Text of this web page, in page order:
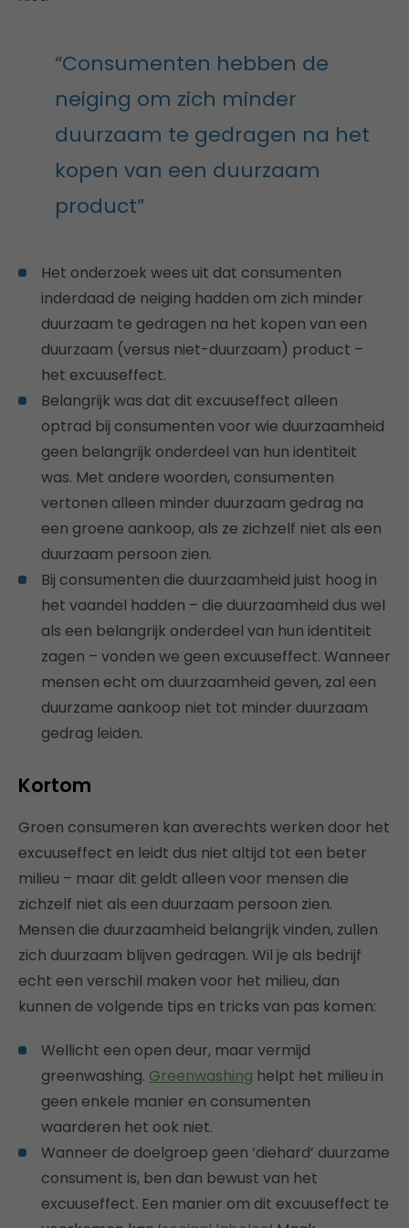
“Consumenten hebben de
neiging om zich minder
duurzaam te gedragen na het
kopen van een duurzaam
product”
Het onderzoek wees uit dat consumenten
inderdaad de neiging hadden om zich minder
duurzaam te gedragen na het kopen van een
duurzaam (versus niet-duurzaam) product –
het excuuseffect.
Belangrijk was dat dit excuuseffect alleen
optrad bij consumenten voor wie duurzaamheid
geen belangrijk onderdeel van hun identiteit
was. Met andere woorden, consumenten
vertonen alleen minder duurzaam gedrag na
een groene aankoop, als ze zichzelf niet als een
duurzaam persoon zien.
Bij consumenten die duurzaamheid juist hoog in
het vaandel hadden – die duurzaamheid dus wel
als een belangrijk onderdeel van hun identiteit
zagen – vonden we geen excuuseffect. Wanneer
mensen echt om duurzaamheid geven, zal een
duurzame aankoop niet tot minder duurzaam
gedrag leiden.
Kortom
Groen consumeren kan averechts werken door het
excuuseffect en leidt dus niet altijd tot een beter
milieu – maar dit geldt alleen voor mensen die
zichzelf niet als een duurzaam persoon zien.
Mensen die duurzaamheid belangrijk vinden, zullen
zich duurzaam blijven gedragen. Wil je als bedrijf
echt een verschil maken voor het milieu, dan
kunnen de volgende tips en tricks van pas komen:
Wellicht een open deur, maar vermijd
greenwashing. Greenwashing helpt het milieu in
geen enkele manier en consumenten
waarderen het ook niet.
Wanneer de doelgroep geen ‘diehard’ duurzame
consument is, ben dan bewust van het
excuuseffect. Een manier om dit excuuseffect te